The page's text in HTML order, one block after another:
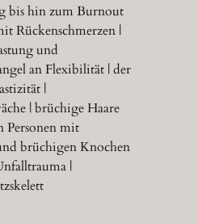
bis hin zum Burnout
Rückenschmerzen |
und
an Flexibilität | der
|
| brüchige Haare
Personen mit
brüchigen Knochen
|